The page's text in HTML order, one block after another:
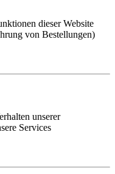
dieser Website
von Bestellungen)
unserer
Services